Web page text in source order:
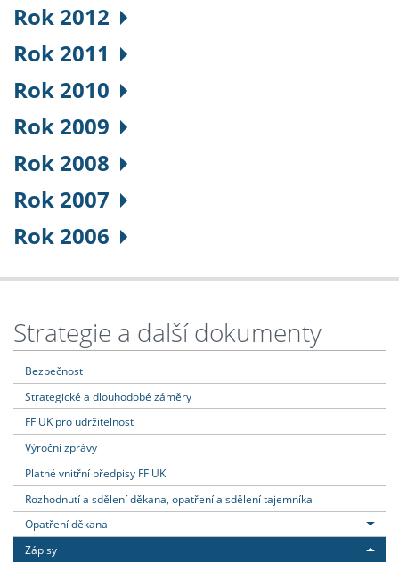
Rok 2012
Rok 2011
Rok 2010
Rok 2009
Rok 2008
Rok 2007
Rok 2006
Strategie a další dokumenty
Bezpečnost
Strategické a dlouhodobé záměry
FF UK pro udržitelnost
Výroční zprávy
Platné vnitřní předpisy FF UK
Rozhodnutí a sdělení děkana, opatření a sdělení tajemníka
Opatření děkana
Zápisy